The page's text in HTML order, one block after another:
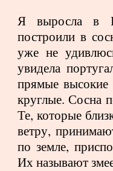
Я выросла в
построили в
уже не
увидела
прямые высокие
круглые. Сосна
Те, которые
ветру,
по земле,
Их называют